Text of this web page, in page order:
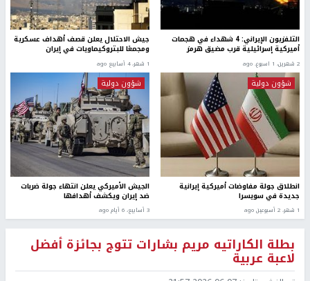
التلفزيون الإيراني: 4 شهداء في هجمات
أميركية إسرائيلية قرب مضيق هرمز
2 شهرين، 1 اسبوع. ago
جيش الاحتلال يعلن قصف أهداف عسكرية
ومجمعًا للبتروكيماويات في إيران
1 شهر، 4 أسابيع ago
شؤون دولية
انطلاق جولة مفاوضات أميركية إيرانية
جديدة في سويسرا
1 شهر، 2 أسبوعين ago
شؤون دولية
الجيش الأميركي يعلن انتهاء جولة ضربات
ضد إيران ويكشف أهدافها
3 أسابيع، 6 أيام ago
بطلة الكاراتيه مريم بشارات تتوج بجائزة أفضل
لاعبة عربية